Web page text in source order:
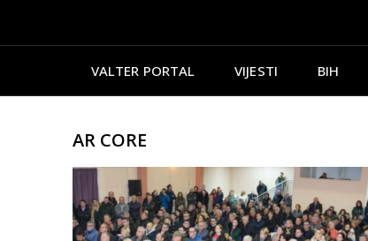
VALTER PORTAL VIJESTI BIH
AR CORE